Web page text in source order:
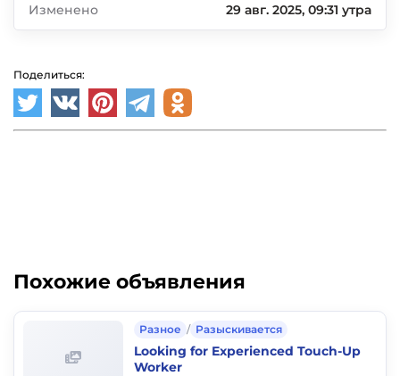
Изменено 29 авг. 2025, 09:31 утра
Поделиться:
Похожие объявления
Разное / Разыскивается
Looking for Experienced Touch-Up
Worker